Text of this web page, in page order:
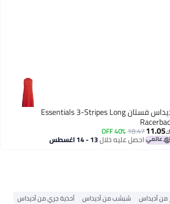
اديداس فستان Essentials 3-Stripes Long
11.05
18.47
40% OFF
احصل عليه خلال13 - 14 اغسطس
من أديداس شبشب من أديداس
أحذية جري من أديداس